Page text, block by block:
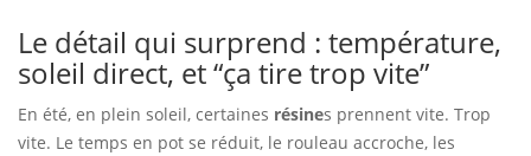
Le détail qui surprend : température,
soleil direct, et “ça tire trop vite”
En été, en plein soleil, certaines résines prennent vite. Trop
vite. Le temps en pot se réduit, le rouleau accroche, les